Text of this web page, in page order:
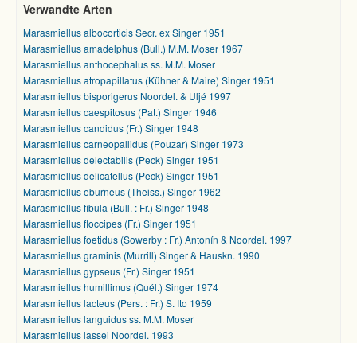
Verwandte Arten
Marasmiellus albocorticis Secr. ex Singer 1951
Marasmiellus amadelphus (Bull.) M.M. Moser 1967
Marasmiellus anthocephalus ss. M.M. Moser
Marasmiellus atropapillatus (Kühner & Maire) Singer 1951
Marasmiellus bisporigerus Noordel. & Uljé 1997
Marasmiellus caespitosus (Pat.) Singer 1946
Marasmiellus candidus (Fr.) Singer 1948
Marasmiellus carneopallidus (Pouzar) Singer 1973
Marasmiellus delectabilis (Peck) Singer 1951
Marasmiellus delicatellus (Peck) Singer 1951
Marasmiellus eburneus (Theiss.) Singer 1962
Marasmiellus fibula (Bull. : Fr.) Singer 1948
Marasmiellus floccipes (Fr.) Singer 1951
Marasmiellus foetidus (Sowerby : Fr.) Antonín & Noordel. 1997
Marasmiellus graminis (Murrill) Singer & Hauskn. 1990
Marasmiellus gypseus (Fr.) Singer 1951
Marasmiellus humillimus (Quél.) Singer 1974
Marasmiellus lacteus (Pers. : Fr.) S. Ito 1959
Marasmiellus languidus ss. M.M. Moser
Marasmiellus lassei Noordel. 1993